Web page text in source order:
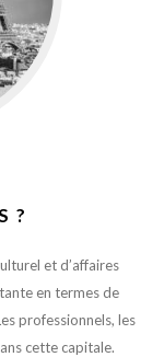
?
et d’affaires
en termes de
professionnels, les
cette capitale.